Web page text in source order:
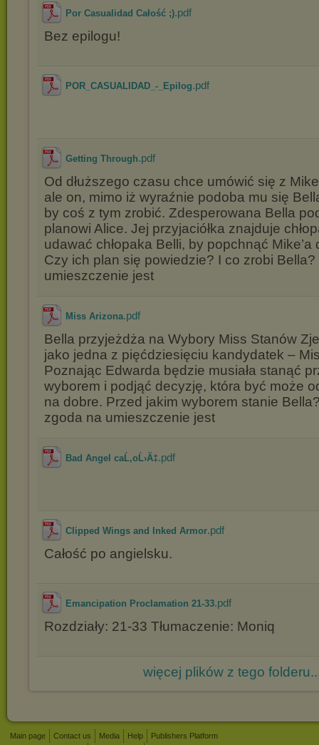
Por Casualidad Całość ;).pdf
Bez epilogu!
POR_CASUALIDAD_-_Epilog.pdf
Getting Through.pdf
Od dłuższego czasu chce umówić się z
ale on, mimo iż wyraźnie podoba mu się
by coś z tym zrobić. Zdesperowana Bella
planowi Alice. Jej przyjaciółka znajduje
udawać chłopaka Belli, by popchnąć Mike’a
Czy ich plan się powiedzie? I co zrobi
umieszczenie jest
Miss Arizona.pdf
Bella przyjeżdża na Wybory Miss Stanów
jako jedna z pięćdziesięciu kandydatek –
Poznając Edwarda będzie musiała stanąć
wyborem i podjąć decyzję, która być może
na dobre. Przed jakim wyborem stanie
zgoda na umieszczenie jest
Bad Angel caĹ‚oĹ›Ä‡.pdf
Clipped Wings and Inked Armor.pdf
Całość po angielsku.
Emancipation Proclamation 21-33.pdf
Rozdziały: 21-33 Tłumaczenie: Moniq
więcej plików z tego
Main page Contact us Media Help Publishers Platform